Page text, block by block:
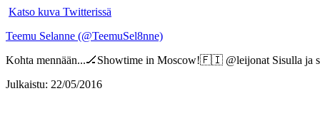
Katso kuva Twitterissä
Teemu Selanne (@TeemuSel8nne)
Kohta mennään...🏒Showtime in Moscow!🇫🇮 @leijonat Sisulla ja
Julkaistu: 22/05/2016